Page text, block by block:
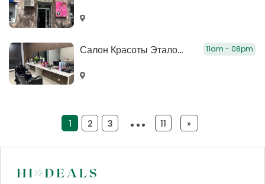
Салон Красоты Эталон (Ноготь,Волосы, Косметология, Макияж) 11am - 08pm
1 2 3 4 11 »